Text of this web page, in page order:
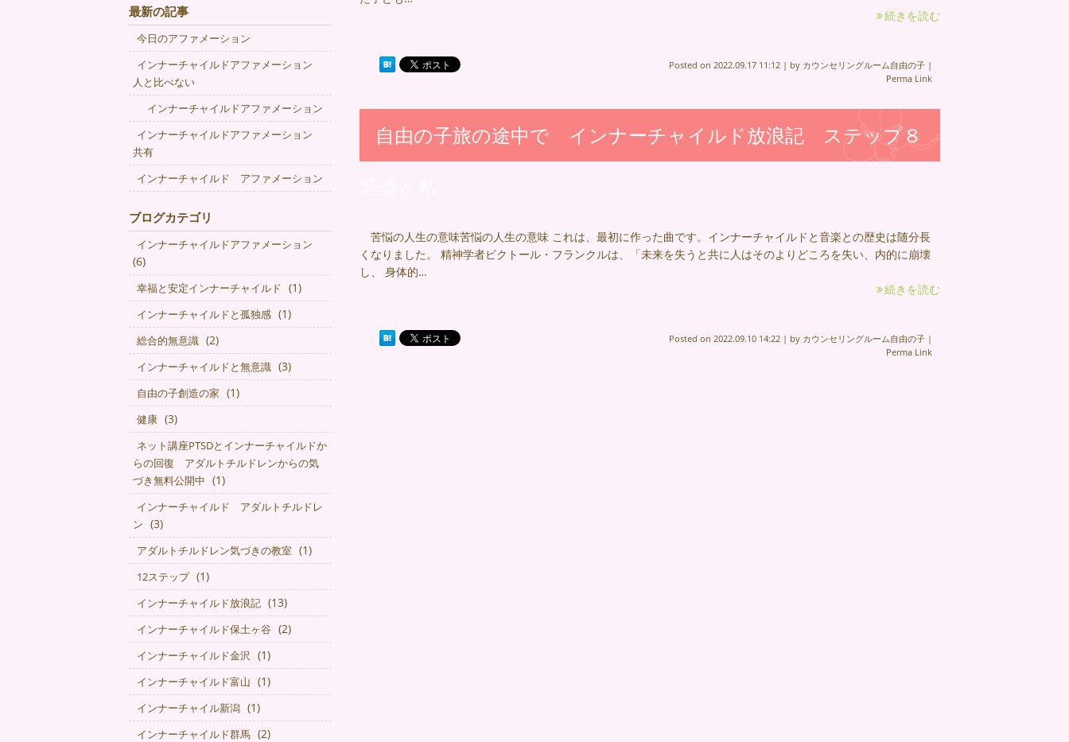
続きを読む
Posted on 2022.09.17 11:12 | by カウンセリングルーム自由の子 |
Perma Link
自由の子旅の途中で インナーチャイルド放浪記 ステップ８
苦悩の人生の意味苦悩の人生の意味 これは、最初に作った曲です。インナーチャイルドと音楽との歴史は随分長
くなりました。 精神学者ビクトール・フランクルは、「未来を失うと共に人はそのよりどころを失い、内的に崩壊
し、 身体的…
続きを読む
Posted on 2022.09.10 14:22 | by カウンセリングルーム自由の子 |
Perma Link
最新の記事
今日のアファメーション
インナーチャイルドアファメーション
人と比べない
インナーチャイルドアファメーション
インナーチャイルドアファメーション
共有
インナーチャイルド アファメーション
ブログカテゴリ
インナーチャイルドアファメーション
(6)
幸福と安定インナーチャイルド (1)
インナーチャイルドと孤独感 (1)
総合的無意識 (2)
インナーチャイルドと無意識 (3)
自由の子創造の家 (1)
健康 (3)
ネット講座PTSDとインナーチャイルドか
らの回復 アダルトチルドレンからの気
づき無料公開中 (1)
インナーチャイルド アダルトチルドレ
ン (3)
アダルトチルドレン気づきの教室 (1)
12ステップ (1)
インナーチャイルド放浪記 (13)
インナーチャイルド保土ヶ谷 (2)
インナーチャイルド金沢 (1)
インナーチャイルド富山 (1)
インナーチャイル新潟 (1)
インナーチャイルド群馬 (2)